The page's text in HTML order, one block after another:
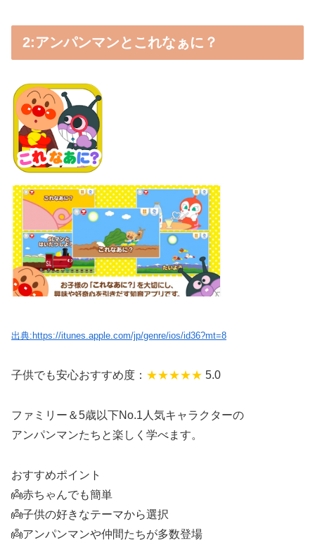
2:アンパンマンとこれなぁに？
出典:https://itunes.apple.com/jp/genre/ios/id36?mt=8
子供でも安心おすすめ度： ★★★★★ 5.0
ファミリー＆5歳以下No.1人気キャラクターの
アンパンマンたちと楽しく学べます。
おすすめポイント
👼赤ちゃんでも簡単
👼子供の好きなテーマから選択
👼アンパンマンや仲間たちが多数登場